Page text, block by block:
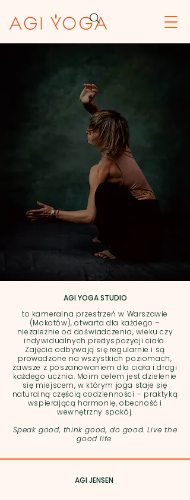
AGI YOGA STUDIO
to kameralna przestrzeń w Warszawie
(Mokotów), otwarta dla każdego –
niezależnie od doświadczenia, wieku czy
indywidualnych predyspozycji ciała.
Zajęcia odbywają się regularnie i są
prowadzone na wszystkich poziomach,
zawsze z poszanowaniem dla ciała i drogi
każdego ucznia. Moim celem jest dzielenie
się miejscem, w którym joga staje się
naturalną częścią codzienności – praktyką
wspierającą harmonię, obecność i
wewnętrzny spokój.
Speak good, think good, do good. Live the
good life.
AGI JENSEN